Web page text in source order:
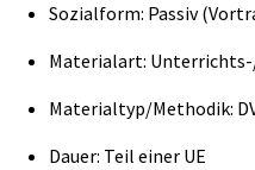
Sozialform: Passiv
Materialart:
Materialtyp/Methodik:
Dauer: Teil einer UE